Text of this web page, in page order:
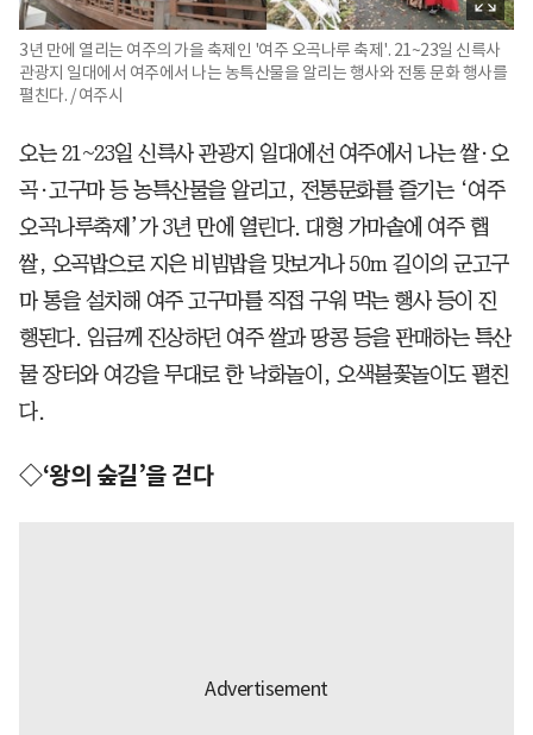
3년 만에 열리는 여주의 가을 축제인 '여주 오곡나루 축제'. 21~23일 신륵사
관광지 일대에서 여주에서 나는 농특산물을 알리는 행사와 전통 문화 행사를
펼친다. / 여주시
오는 21~23일 신륵사 관광지 일대에선 여주에서 나는 쌀·오
곡·고구마 등 농특산물을 알리고, 전통문화를 즐기는 ‘여주
오곡나루축제’가 3년 만에 열린다. 대형 가마솥에 여주 햅
쌀, 오곡밥으로 지은 비빔밥을 맛보거나 50m 길이의 군고구
마 통을 설치해 여주 고구마를 직접 구워 먹는 행사 등이 진
행된다. 임금께 진상하던 여주 쌀과 땅콩 등을 판매하는 특산
물 장터와 여강을 무대로 한 낙화놀이, 오색불꽃놀이도 펼친
다.
◇‘왕의 숲길’을 걷다